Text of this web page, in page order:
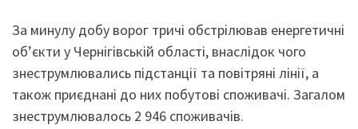
За минулу добу ворог тричі обстрілював енергетичні
об’єкти у Чернігівській області, внаслідок чого
знеструмлювались підстанції та повітряні лінії, а
також приєднані до них побутові споживачі. Загалом
знеструмлювалось 2 946 споживачів.